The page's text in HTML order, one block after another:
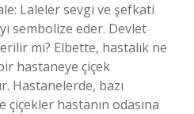
Laleler sevgi ve şefkati
sembolize eder. Devlet
mi? Elbette, hastalık ne
hastaneye çiçek
Hastanelerde, bazı
çiçekler hastanın odasına